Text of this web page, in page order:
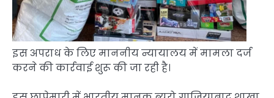
इस अपराध के लिए माननीय न्यायालय में मामला दर्ज
करने की कार्रवाई शुरू की जा रही है।